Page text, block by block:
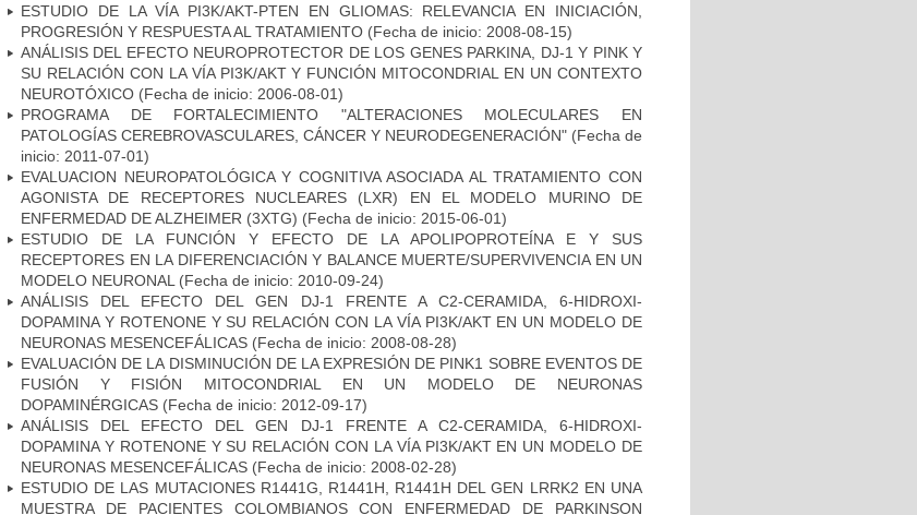
ESTUDIO DE LA VÍA PI3K/AKT-PTEN EN GLIOMAS: RELEVANCIA EN INICIACIÓN,
PROGRESIÓN Y RESPUESTA AL TRATAMIENTO (Fecha de inicio: 2008-08-15)
ANÁLISIS DEL EFECTO NEUROPROTECTOR DE LOS GENES PARKINA, DJ-1 Y PINK Y
SU RELACIÓN CON LA VÍA PI3K/AKT Y FUNCIÓN MITOCONDRIAL EN UN CONTEXTO
NEUROTÓXICO (Fecha de inicio: 2006-08-01)
PROGRAMA DE FORTALECIMIENTO "ALTERACIONES MOLECULARES EN
PATOLOGÍAS CEREBROVASCULARES, CÁNCER Y NEURODEGENERACIÓN" (Fecha de
inicio: 2011-07-01)
EVALUACION NEUROPATOLÓGICA Y COGNITIVA ASOCIADA AL TRATAMIENTO CON
AGONISTA DE RECEPTORES NUCLEARES (LXR) EN EL MODELO MURINO DE
ENFERMEDAD DE ALZHEIMER (3XTG) (Fecha de inicio: 2015-06-01)
ESTUDIO DE LA FUNCIÓN Y EFECTO DE LA APOLIPOPROTEÍNA E Y SUS
RECEPTORES EN LA DIFERENCIACIÓN Y BALANCE MUERTE/SUPERVIVENCIA EN UN
MODELO NEURONAL (Fecha de inicio: 2010-09-24)
ANÁLISIS DEL EFECTO DEL GEN DJ-1 FRENTE A C2-CERAMIDA, 6-HIDROXI-
DOPAMINA Y ROTENONE Y SU RELACIÓN CON LA VÍA PI3K/AKT EN UN MODELO DE
NEURONAS MESENCEFÁLICAS (Fecha de inicio: 2008-08-28)
EVALUACIÓN DE LA DISMINUCIÓN DE LA EXPRESIÓN DE PINK1 SOBRE EVENTOS DE
FUSIÓN Y FISIÓN MITOCONDRIAL EN UN MODELO DE NEURONAS
DOPAMINÉRGICAS (Fecha de inicio: 2012-09-17)
ANÁLISIS DEL EFECTO DEL GEN DJ-1 FRENTE A C2-CERAMIDA, 6-HIDROXI-
DOPAMINA Y ROTENONE Y SU RELACIÓN CON LA VÍA PI3K/AKT EN UN MODELO DE
NEURONAS MESENCEFÁLICAS (Fecha de inicio: 2008-02-28)
ESTUDIO DE LAS MUTACIONES R1441G, R1441H, R1441H DEL GEN LRRK2 EN UNA
MUESTRA DE PACIENTES COLOMBIANOS CON ENFERMEDAD DE PARKINSON